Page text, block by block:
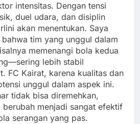
intensitas. Dengan tensi
duel udara, dan disiplin
akan menentukan. Saya
tim yang unggul dalam
memenangi bola kedua
lebih stabil
FC Kairat, karena kualitas dan
unggul dalam aspek ini.
tidak bisa diremehkan,
berubah menjadi sangat efektif
serangan yang pas.